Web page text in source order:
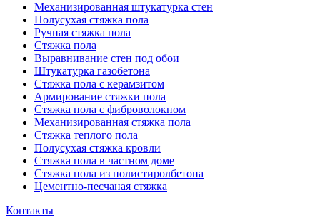
Механизированная штукатурка стен
Полусухая стяжка пола
Ручная стяжка пола
Стяжка пола
Выравнивание стен под обои
Штукатурка газобетона
Стяжка пола с керамзитом
Армирование стяжки пола
Стяжка пола с фиброволокном
Механизированная стяжка пола
Стяжка теплого пола
Полусухая стяжка кровли
Стяжка пола в частном доме
Стяжка пола из полистиролбетона
Цементно-песчаная стяжка
Контакты